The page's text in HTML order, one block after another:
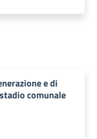
e di
comunale